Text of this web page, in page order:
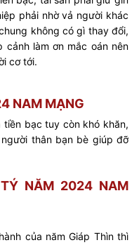
phải nhờ vả người khác
không có gì thay đổi,
làm ơn mắc oán nên
cơ tới.
NAM MẠNG
tiền bạc tuy còn khó khăn,
thân bạn bè giúp đỡ
NĂM 2024 NAM
của năm Giáp Thìn thì